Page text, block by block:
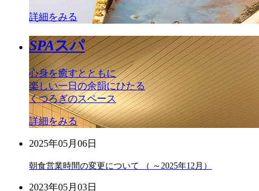
詳細をみる
SPAスパ
心身を癒すとともに
楽しい一日の余韻にひたる
くつろぎのスペース
詳細をみる
2025年05月06日
朝食営業時間の変更について （ ～2025年12月）
2023年05月03日